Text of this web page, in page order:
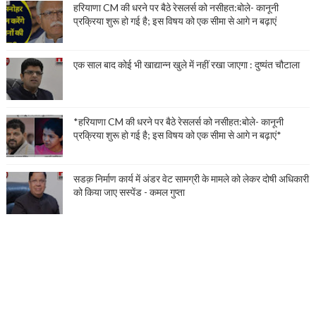
हरियाणा CM की धरने पर बैठे रेसलर्स को नसीहत:बोले- कानूनी
प्रक्रिया शुरू हो गई है; इस विषय को एक सीमा से आगे न बढ़ाएं
एक साल बाद कोई भी खाद्यान्न खुले में नहीं रखा जाएगा : दुष्यंत चौटाला
*हरियाणा CM की धरने पर बैठे रेसलर्स को नसीहत:बोले- कानूनी
प्रक्रिया शुरू हो गई है; इस विषय को एक सीमा से आगे न बढ़ाएं*
सडक़ निर्माण कार्य में अंडर वेट सामग्री के मामले को लेकर दोषी अधिकारी
को किया जाए सस्पेंड - कमल गुप्ता